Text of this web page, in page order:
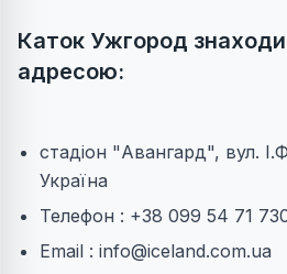
Каток Ужгород
адресою:
стадіон "Авангард", вул.
Україна
Телефон : +38 099 54 71
Email : info@iceland.com.ua